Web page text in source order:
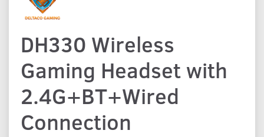
DH330 Wireless
Gaming Headset with
2.4G+BT+Wired
Connection